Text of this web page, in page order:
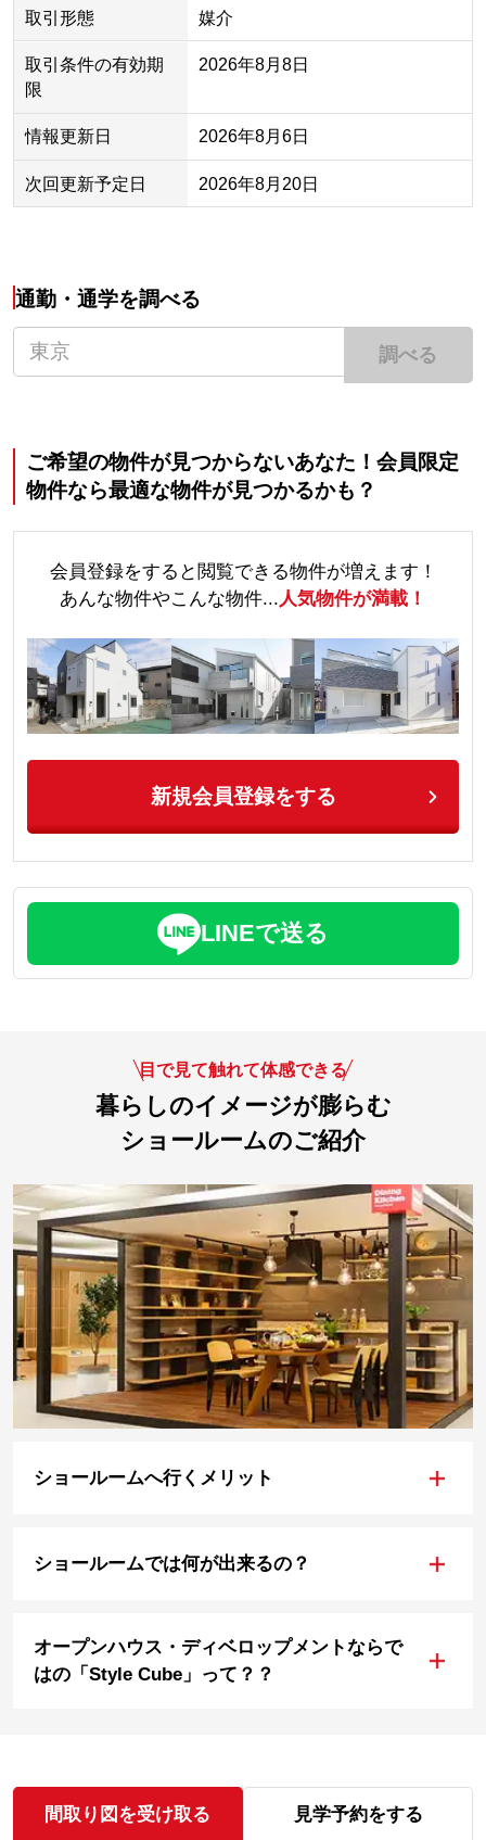
取引形態 媒介
取引条件の有効期
限
2026年8月8日
情報更新日 2026年8月6日
次回更新予定日 2026年8月20日
通勤・通学を調べる
調べる
ご希望の物件が見つからないあなた！会員限定
物件なら最適な物件が見つかるかも？
会員登録をすると閲覧できる物件が増えます！
あんな物件やこんな物件...人気物件が満載！
新規会員登録をする
LINEで送る
目で見て触れて体感できる
暮らしのイメージが膨らむ
ショールームのご紹介
ショールームへ行くメリット +
ショールームでは何が出来るの？ +
オープンハウス・ディベロップメントならで
はの「Style Cube」って？？
+
間取り図を受け取る 見学予約をする